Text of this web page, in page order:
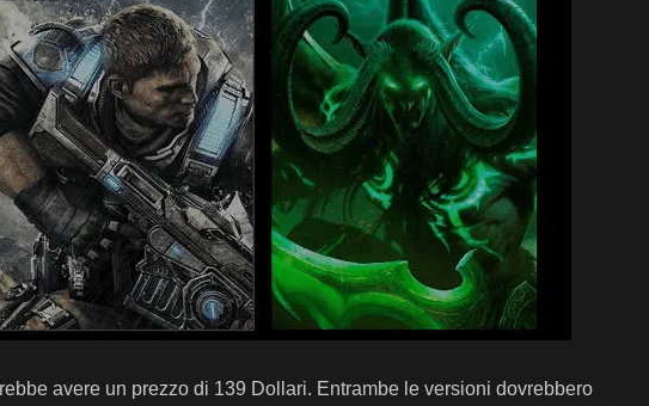
avere un prezzo di 139 Dollari. Entrambe le versioni dovrebbero